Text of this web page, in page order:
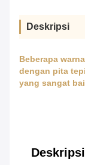
Deskripsi
Beberapa
dengan pita
yang sangat